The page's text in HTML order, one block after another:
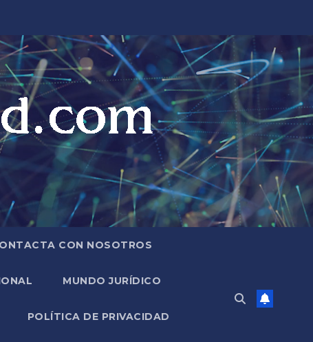
CON NOSOTROS
MUNDO JURÍDICO
POLÍTICA DE PRIVACIDAD